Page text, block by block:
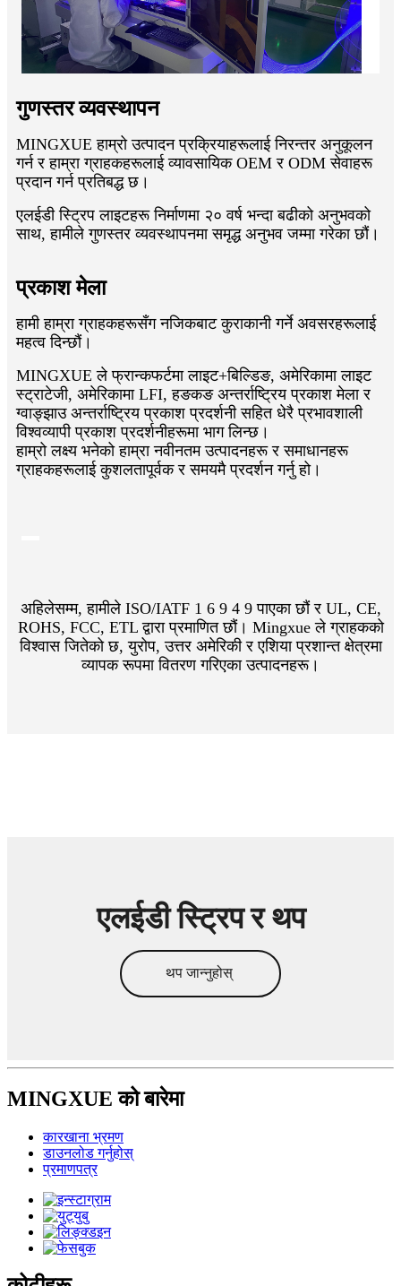
गुणस्तर व्यवस्थापन
MINGXUE हाम्रो उत्पादन प्रक्रियाहरूलाई निरन्तर अनुकूलन
गर्न र हाम्रा ग्राहकहरूलाई व्यावसायिक OEM र ODM सेवाहरू
प्रदान गर्न प्रतिबद्ध छ।
एलईडी स्ट्रिप लाइटहरू निर्माणमा २० वर्ष भन्दा बढीको अनुभवको
साथ, हामीले गुणस्तर व्यवस्थापनमा समृद्ध अनुभव जम्मा गरेका छौं।
प्रकाश मेला
हामी हाम्रा ग्राहकहरूसँग नजिकबाट कुराकानी गर्ने अवसरहरूलाई
महत्व दिन्छौं।
MINGXUE ले फ्रान्कफर्टमा लाइट+बिल्डिङ, अमेरिकामा लाइट
स्ट्राटेजी, अमेरिकामा LFI, हङकङ अन्तर्राष्ट्रिय प्रकाश मेला र
ग्वाङ्झाउ अन्तर्राष्ट्रिय प्रकाश प्रदर्शनी सहित धेरै प्रभावशाली
विश्वव्यापी प्रकाश प्रदर्शनीहरूमा भाग लिन्छ।
हाम्रो लक्ष्य भनेको हाम्रा नवीनतम उत्पादनहरू र समाधानहरू
ग्राहकहरूलाई कुशलतापूर्वक र समयमै प्रदर्शन गर्नु हो।
अहिलेसम्म, हामीले ISO/IATF 1 6 9 4 9 पाएका छौं र UL, CE,
ROHS, FCC, ETL द्वारा प्रमाणित छौं। Mingxue ले ग्राहकको
विश्वास जितेको छ, युरोप, उत्तर अमेरिकी र एशिया प्रशान्त क्षेत्रमा
व्यापक रूपमा वितरण गरिएका उत्पादनहरू।
एलईडी स्ट्रिप र थप
थप जान्नुहोस्
MINGXUE को बारेमा
कारखाना भ्रमण
डाउनलोड गर्नुहोस्
प्रमाणपत्र